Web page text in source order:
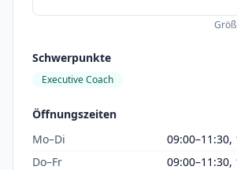
Schwerpunkte
Executive Coach
Öffnungszeiten
Mo–Di
09:00–11:30,
Do–Fr
09:00–11:30,